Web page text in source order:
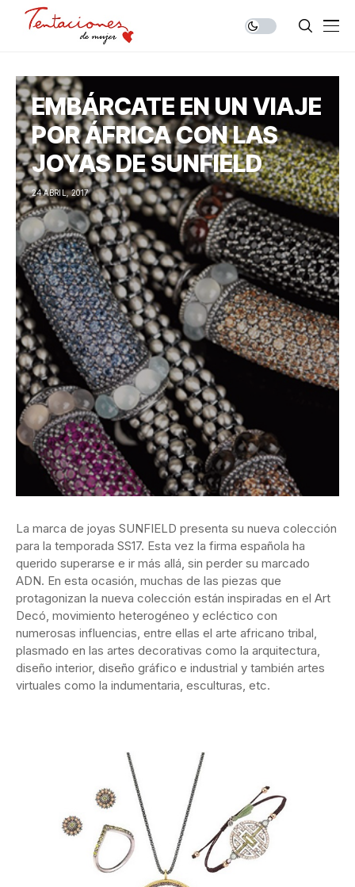
EMBÁRCATE EN UN VIAJE
POR ÁFRICA CON LAS
JOYAS DE SUNFIELD
24 ABRIL, 2017
La marca de joyas SUNFIELD presenta su nueva colección
para la temporada SS17. Esta vez la firma española ha
querido superarse e ir más allá, sin perder su marcado
ADN. En esta ocasión, muchas de las piezas que
protagonizan la nueva colección están inspiradas en el Art
Decó, movimiento heterogéneo y ecléctico con
numerosas influencias, entre ellas el arte africano tribal,
plasmado en las artes decorativas como la arquitectura,
diseño interior, diseño gráfico e industrial y también artes
virtuales como la indumentaria, esculturas, etc.